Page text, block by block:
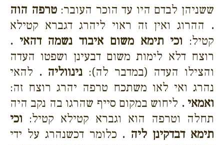
ששניהן לבדם היו עד הוכר העובר:טרפה הוה
. ההרוג ואין זה ראוי ליהרג דגברא קטילא
קטיל: וכי תימא משום איבוד נשמה דהאי .
רוצח דלא לימות משום דבעינן ושפטו העדה
והצילו העדה (במדבר לה): נינווליה . להאי
נהרג ואי לאו משתכח טרפה יהרג רוצח זה:
ואמאי . ליחוש במקום סייף שהרגו בה נקב היה
תחלה וטרפה הוא וגברא קטילא קטיל: וכי
תימא דבדקינן ליה . כלומר דכשנהרג על ידי